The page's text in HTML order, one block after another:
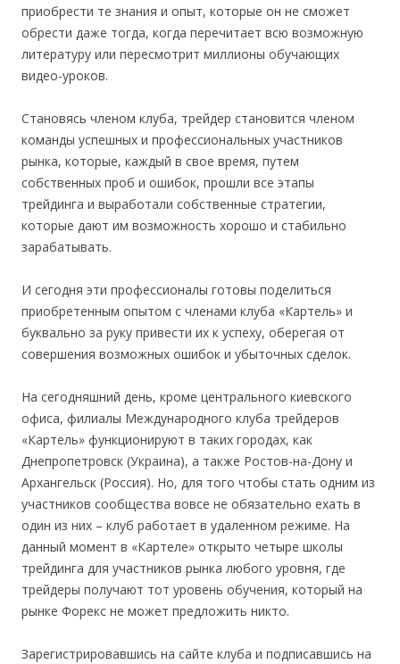
приобрести те знания и опыт, которые он не сможет
обрести даже тогда, когда перечитает всю возможную
литературу или пересмотрит миллионы обучающих
видео-уроков.
Становясь членом клуба, трейдер становится членом
команды успешных и профессиональных участников
рынка, которые, каждый в свое время, путем
собственных проб и ошибок, прошли все этапы
трейдинга и выработали собственные стратегии,
которые дают им возможность хорошо и стабильно
зарабатывать.
И сегодня эти профессионалы готовы поделиться
приобретенным опытом с членами клуба «Картель» и
буквально за руку привести их к успеху, оберегая от
совершения возможных ошибок и убыточных сделок.
На сегодняшний день, кроме центрального киевского
офиса, филиалы Международного клуба трейдеров
«Картель» функционируют в таких городах, как
Днепропетровск (Украина), а также Ростов-на-Дону и
Архангельск (Россия). Но, для того чтобы стать одним из
участников сообщества вовсе не обязательно ехать в
один из них – клуб работает в удаленном режиме. На
данный момент в «Картеле» открыто четыре школы
трейдинга для участников рынка любого уровня, где
трейдеры получают тот уровень обучения, который на
рынке Форекс не может предложить никто.
Зарегистрировавшись на сайте клуба и подписавшись на